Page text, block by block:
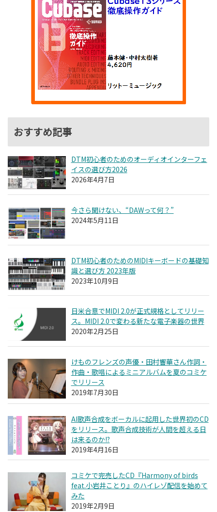
おすすめ記事
DTM初心者のためのオーディオインターフェ
イスの選び方2026
2026年4月7日
今さら聞けない、“DAWって何？”
2024年5月11日
DTM初心者のためのMIDIキーボードの基礎知
識と選び方 2023年版
2023年10月9日
日米合意でMIDI 2.0が正式規格としてリリー
ス。MIDI 2.0で変わる新たな電子楽器の世界
2020年2月25日
けものフレンズの声優・田村響華さん作詞・
作曲・歌唱によるミニアルバムを夏のコミケ
でリリース
2019年7月30日
AI歌声合成をボーカルに起用した世界初のCD
をリリース。歌声合成技術が人間を超える日
は来るのか!?
2019年4月16日
コミケで完売したCD『Harmony of birds
feat.小岩井ことり』のハイレゾ配信を始めて
みた
2019年2月9日